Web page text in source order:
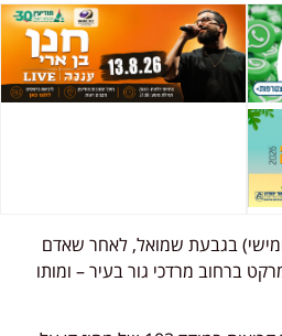
בגבעת שמואל, לאחר שאדם
ברחוב מרדכי גור בעיר – ומותו